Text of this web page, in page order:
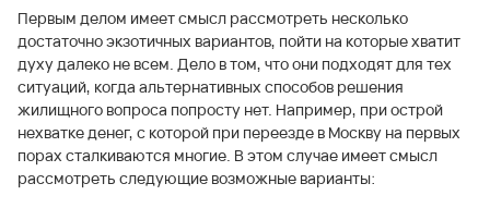
Первым делом имеет смысл рассмотреть несколько
достаточно экзотичных вариантов, пойти на которые хватит
духу далеко не всем. Дело в том, что они подходят для тех
ситуаций, когда альтернативных способов решения
жилищного вопроса попросту нет. Например, при острой
нехватке денег, с которой при переезде в Москву на первых
порах сталкиваются многие. В этом случае имеет смысл
рассмотреть следующие возможные варианты: